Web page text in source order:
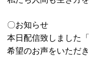
〇お知らせ
本日配信致しました
希望のお声をいただ